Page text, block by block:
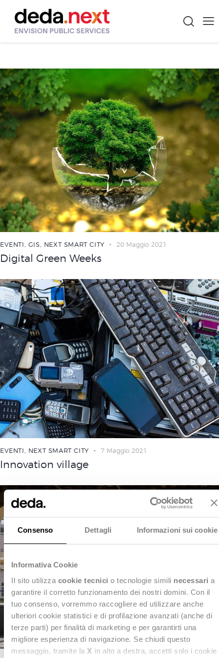
Consenso Dettagli Informazioni sui cookie
Informativa Cookie
Il sito utilizza cookie tecnici o tecnologie simili necessari a
garantire il corretto funzionamento dei nostri domini. Con il
tuo consenso, vorremmo raccogliere ed utilizzare anche
ulteriori cookie statistici e di profilazione avanzati (anche di
terze parti) per finalità di marketing e per garantirti una
migliore esperienza di navigazione. Se chiudi questo
messaggio, tramite la X in alto a destra, accetti solo i cookie
EVENTI, GIS, NEXT SMART CITY 20 Maggio 2021
Digital Green Weeks
EVENTI NEXT SMART CITY 7 Maggio 2021
Innovation village